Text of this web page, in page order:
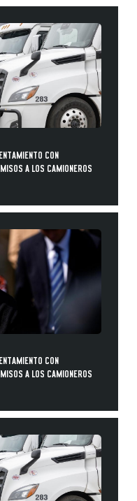
CON
A LOS CAMIONEROS
CON
A LOS CAMIONEROS